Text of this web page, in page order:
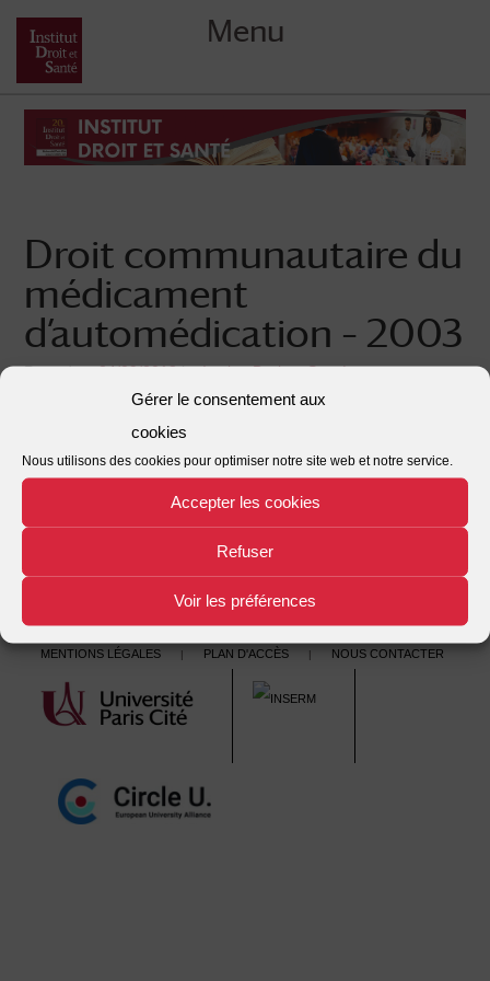
Gérer le consentement aux
cookies
Nous utilisons des cookies pour optimiser notre site web et notre service.
Accepter les cookies
Refuser
Voir les préférences
Menu
content
Droit communautaire du
médicament
d’automédication – 2003
Posted on24/09/2018byInstitut Droit et Santé
Post
navigation
←Le médicament générique – Que sais-je ?
Droit des affaires de l’Union Européenne – 6ème édition
Mentions légales | Plan d'accès | Nous contacter